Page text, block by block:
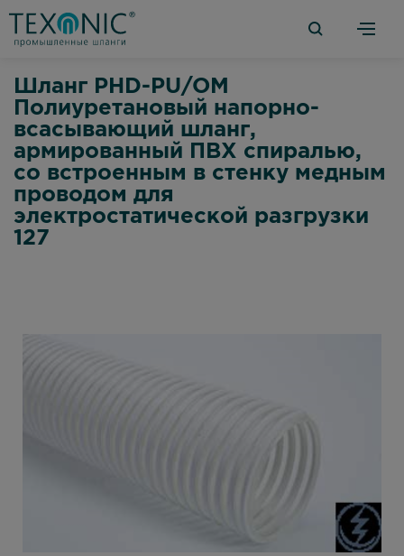
Шланг PHD-PU/OM
Полиуретановый напорно-
всасывающий шланг,
армированный ПВХ спиралью,
со встроенным в стенку медным
проводом для
электростатической разгрузки
127